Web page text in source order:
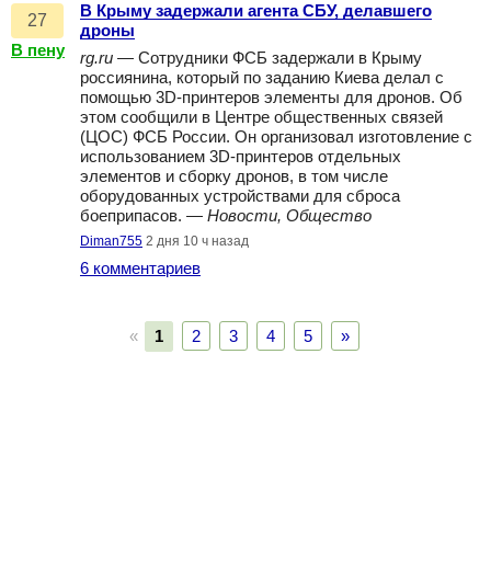
27
В пену
В Крыму задержали агента СБУ, делавшего
дроны
rg.ru — Сотрудники ФСБ задержали в Крыму
россиянина, который по заданию Киева делал с
помощью 3D-принтеров элементы для дронов. Об
этом сообщили в Центре общественных связей
(ЦОС) ФСБ России. Он организовал изготовление с
использованием 3D-принтеров отдельных
элементов и сборку дронов, в том числе
оборудованных устройствами для сброса
боеприпасов. — Новости, Общество
Diman755 2 дня 10 ч назад
6 комментариев
« 1 2 3 4 5 »